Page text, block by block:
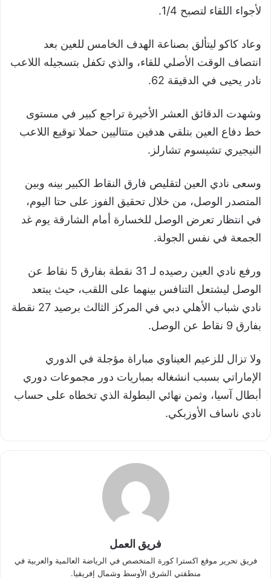
لأجواء اللقاء لتصبح 1/4.
وعاد كاكو ليتألق بصناعة الهدف الخامس للعين بعد
انتصاف الوقت الأصلي للقاء، والذي تكفل بتسجيله اللاعب
نادر يحيى في الدقيقة 62.
وشهدت الدقائق العشر الأخيرة تراجع كبير في مستوى
خط دفاع العين بتلقي هدفين متتاليين حملا توقيع اللاعب
النيجيري تشيسوم تشارلز.
وسعى نادي العين لتقليص فارق النقاط الكبير بينه وبين
المتصدر الوصل، من خلال تحقيق الفوز على حتا اليوم،
في انتظار تعرض الوصل للخسارة أمام الشارقة يوم غد
الجمعة في نفس الجولة.
ورفع نادي العين رصيده لـ 31 نقطة بفارق 5 نقاط عن
الوصل ليشتعل التنافس بينهما على اللقب، حيث يبتعد
نادي شباب الأهلي دبي في المركز الثالث برصيد 27 نقطة
بفارق 9 نقاط عن الوصل.
ولا تزال للزعيم العيناوي مباراة مؤجلة في الدوري
الإماراتي بسبب انشغاله بمباريات دور مجموعات دوري
أبطال آسيا، وثمن نهائي البطولة الذي تخطاه على حساب
نادي ناساف الأوزبكي.
فريق العمل
فريق تحرير موقع اكسترا كورة المتخصص في الرياضة العالمية والعربية في
منطقتي الشرق الأوسط وشمال إفريقيا.